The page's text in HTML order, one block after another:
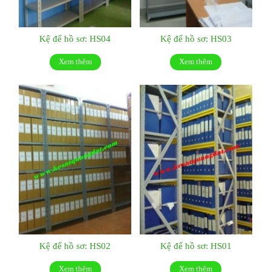
Kệ để hồ sơ: HS04
Xem thêm
Kệ để hồ sơ: HS03
Xem thêm
Kệ để hồ sơ: HS02
Xem thêm
Kệ để hồ sơ: HS01
Xem thêm